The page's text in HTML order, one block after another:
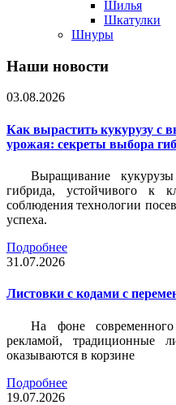
Шилья
Шкатулки
Шнуры
Наши новости
03.08.2026
Как вырастить кукурузу с
урожая: секреты выбора
Выращивание
гибрида, устойчивого к
соблюдения технологии
успеха.
Подробнее
31.07.2026
Листовки c кодами с
На фоне
рекламой, традиционные
оказываются в корзине
Подробнее
19.07.2026